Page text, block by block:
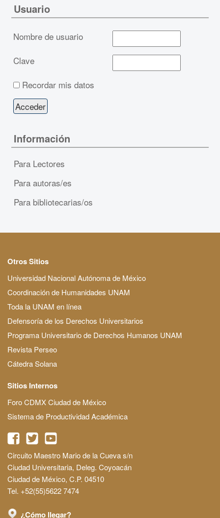
Usuario
Nombre de usuario
Clave
Recordar mis datos
Información
Para Lectores
Para autoras/es
Para bibliotecarias/os
Otros Sitios
Universidad Nacional Autónoma de México
Coordinación de Humanidades UNAM
Toda la UNAM en línea
Defensoría de los Derechos Universitarios
Programa Universitario de Derechos Humanos UNAM
Revista Perseo
Cátedra Solana
Sitios Internos
Foro CDMX Ciudad de México
Sistema de Productividad Académica
Circuito Maestro Mario de la Cueva s/n
Ciudad Universitaria, Deleg. Coyoacán
Ciudad de México, C.P. 04510
Tel. +52(55)5622 7474
¿Cómo llegar?